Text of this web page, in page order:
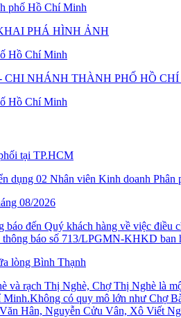
phố Hồ Chí Minh
PHÁ HÌNH ẢNH
Hồ Chí Minh
CHI NHÁNH THÀNH PHỐ HỒ
Hồ Chí Minh
tại TP.HCM
dụng 02 Nhân viên Kinh doanh
08/2026
báo đến Quý khách hàng về việc
báo số 713/LPGMN-KHKD ban
lòng Bình Thạnh
và rạch Thị Nghè, Chợ Thị Nghè là
có quy mô lớn như Chợ
Hân, Nguyễn Cửu Vân, Xô Viết